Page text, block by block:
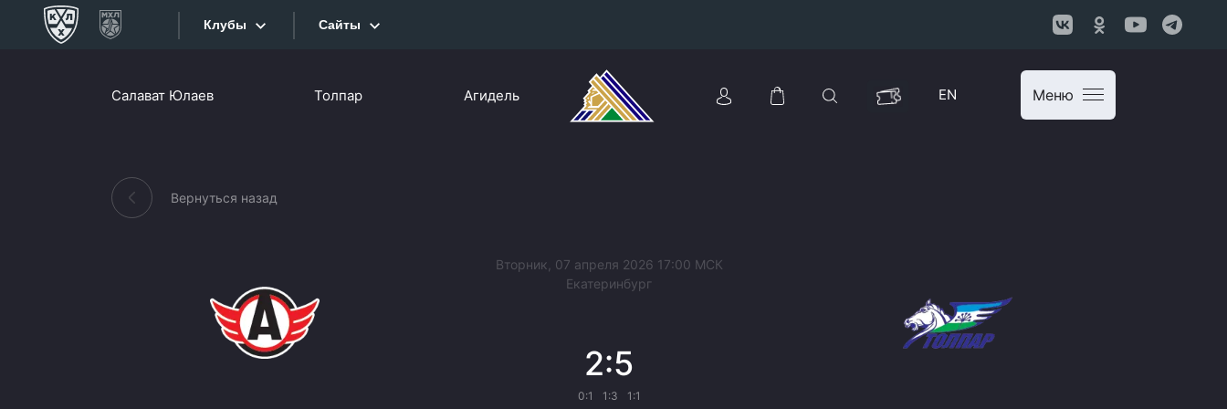
Клубы
Конференция «Запад»
Дивизион Тарасова
Динамо Мн
Конференция «Восток»
Сайты
Сайты
Салават Юлаев Толпар Агидель EN Меню
Вернуться назад
Вторник, 07 апреля 2026 17:00 МСК
Екатеринбург
2:5
0:1 1:3 1:1